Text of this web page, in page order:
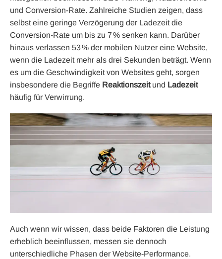
und Conversion-Rate. Zahlreiche Studien zeigen, dass
selbst eine geringe Verzögerung der Ladezeit die
Conversion-Rate um bis zu 7 % senken kann. Darüber
hinaus verlassen 53 % der mobilen Nutzer eine Website,
wenn die Ladezeit mehr als drei Sekunden beträgt. Wenn
es um die Geschwindigkeit von Websites geht, sorgen
insbesondere die Begriffe Reaktionszeitund Ladezeit
häufig für Verwirrung.
Auch wenn wir wissen, dass beide Faktoren die Leistung
erheblich beeinflussen, messen sie dennoch
unterschiedliche Phasen der Website-Performance.